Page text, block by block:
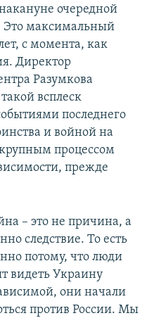
очередной
Это максимальный
с момента, как
Директор
Разумкова
всплеск
последнего
и войной на
процессом
прежде
– это не причина, а
следствие. То есть
потому, что люди
видеть Украину
они начали
против России. Мы